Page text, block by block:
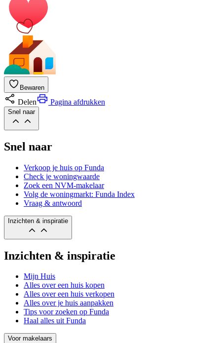
Bewaren
Delen Pagina afdrukken
Snel naar
Snel naar
Verkoop je huis op Funda
Check je woningwaarde
Zoek een NVM-makelaar
Volg de woningmarkt: Funda Index
Vraag & antwoord
Inzichten & inspiratie
Inzichten & inspiratie
Mijn Huis
Alles over een huis kopen
Alles over een huis verkopen
Alles over je huis aanpakken
Tips voor zoeken op Funda
Haal alles uit Funda
Voor makelaars